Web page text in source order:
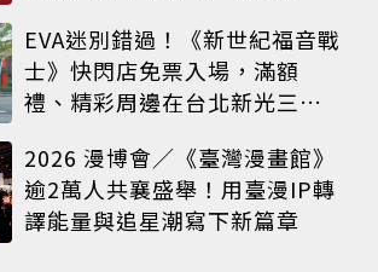
EVA迷別錯過！《新世紀福音戰
士》快閃店免票入場，滿額
禮、精彩周邊在台北新光三越
2026 漫博會／《臺灣漫畫館》
逾2萬人共襄盛舉！用臺漫IP轉
譯能量與追星潮寫下新篇章